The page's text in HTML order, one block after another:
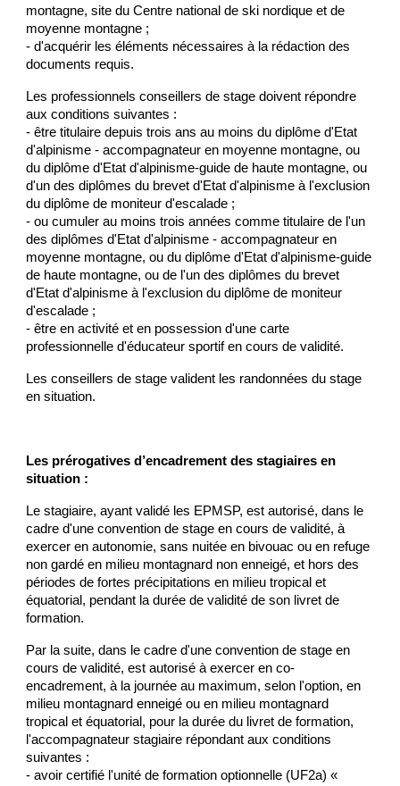
montagne, site du Centre national de ski nordique et de
moyenne montagne ;
- d'acquérir les éléments nécessaires à la rédaction des
documents requis.
Les professionnels conseillers de stage doivent répondre
aux conditions suivantes :
- être titulaire depuis trois ans au moins du diplôme d'Etat
d'alpinisme - accompagnateur en moyenne montagne, ou
du diplôme d'Etat d'alpinisme-guide de haute montagne, ou
d'un des diplômes du brevet d'Etat d'alpinisme à l'exclusion
du diplôme de moniteur d'escalade ;
- ou cumuler au moins trois années comme titulaire de l'un
des diplômes d'Etat d'alpinisme - accompagnateur en
moyenne montagne, ou du diplôme d'Etat d'alpinisme-guide
de haute montagne, ou de l'un des diplômes du brevet
d'Etat d'alpinisme à l'exclusion du diplôme de moniteur
d'escalade ;
- être en activité et en possession d'une carte
professionnelle d'éducateur sportif en cours de validité.
Les conseillers de stage valident les randonnées du stage
en situation.
Les prérogatives d’encadrement des stagiaires en
situation :
Le stagiaire, ayant validé les EPMSP, est autorisé, dans le
cadre d'une convention de stage en cours de validité, à
exercer en autonomie, sans nuitée en bivouac ou en refuge
non gardé en milieu montagnard non enneigé, et hors des
périodes de fortes précipitations en milieu tropical et
équatorial, pendant la durée de validité de son livret de
formation.
Par la suite, dans le cadre d'une convention de stage en
cours de validité, est autorisé à exercer en co-
encadrement, à la journée au maximum, selon l'option, en
milieu montagnard enneigé ou en milieu montagnard
tropical et équatorial, pour la durée du livret de formation,
l'accompagnateur stagiaire répondant aux conditions
suivantes :
- avoir certifié l'unité de formation optionnelle (UF2a) «